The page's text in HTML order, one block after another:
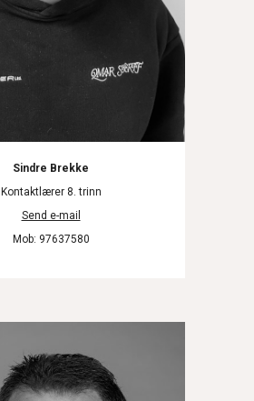
Sindre Brekke
Kontaktlærer 8. trinn
Send e-mail
Mob: 97637580